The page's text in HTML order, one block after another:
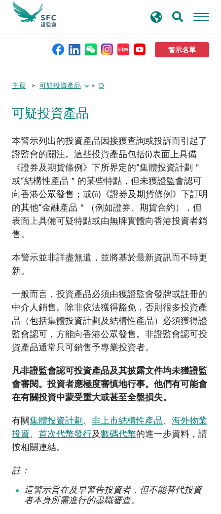
警示名單
本會簡介
監管職能
規則及標準
資料庫
新聞稿及公布
加入本會
尋
主頁 可疑投資產品 D
可疑投資產品
本警示列出的投資產品因接獲查詢或投訴而引起了
證監會的關注。這些投資產品包括(i)表面上具備
《證券及期貨條例》下所界定的“集體投資計劃＂
或“結構性產品＂的某些特點，但未獲證監會認可
向香港公眾發售；或(ii)《證券及期貨條例》下訂明
的其他“金融產品＂（例如證券、期貨合約），但
表面上具備可疑特點或由無牌實體向香港投資者銷
售。
本警示並非詳盡無遺，並將基於最新資訊而不時更
新。
一般而言，投資產品必須由獲證監會發牌或註冊的
中介人銷售。除非依法獲得豁免，否則很多投資產
品（包括集體投資計劃及結構性產品）必須獲得證
監會認可，方能向香港公眾發售。非證監會認可投
資產品通常只可銷售予專業投資者。
凡非證監會認可投資產品及其披露文件均未獲證監
會審閱。投資者應極度審慎地行事。他們有可能會
在有關投資中蒙受重大或甚至全盤損失。
有關集體投資計劃、 非上市結構性產品、 海外物業
投資、 首次代幣發行及數碼代幣的進一步資料，請
按相關連結。
註：
這警示旨在及早警告投資者，但不能替代投資
者本身所需進行的盡職審查。
Submit
Submit